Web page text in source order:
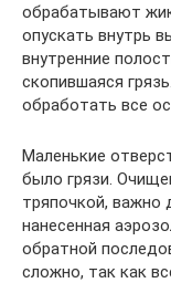
обрабатывают
опускать внутрь
внутренние
скопившаяся
обработать все
Маленькие
было грязи.
тряпочкой, важно
нанесенная
обратной
сложно, так как